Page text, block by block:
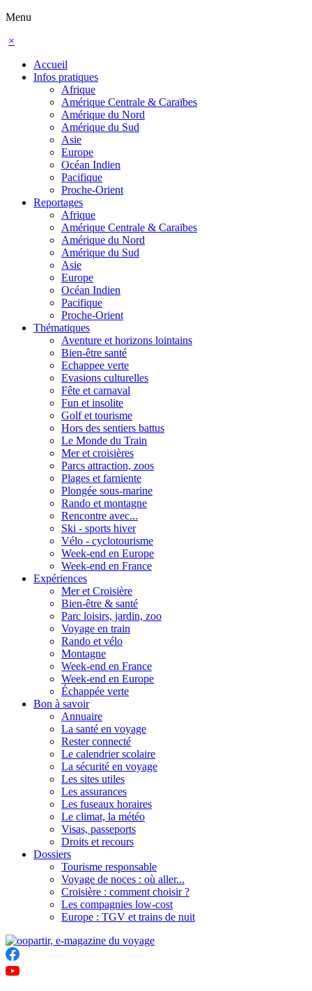
Menu
×
Accueil
Infos pratiques
Afrique
Amérique Centrale & Caraïbes
Amérique du Nord
Amérique du Sud
Asie
Europe
Océan Indien
Pacifique
Proche-Orient
Reportages
Afrique
Amérique Centrale & Caraïbes
Amérique du Nord
Amérique du Sud
Asie
Europe
Océan Indien
Pacifique
Proche-Orient
Thématiques
Aventure et horizons lointains
Bien-être santé
Echappee verte
Evasions culturelles
Fête et carnaval
Fun et insolite
Golf et tourisme
Hors des sentiers battus
Le Monde du Train
Mer et croisières
Parcs attraction, zoos
Plages et farniente
Plongée sous-marine
Rando et montagne
Rencontre avec...
Ski - sports hiver
Vélo - cyclotourisme
Week-end en Europe
Week-end en France
Expériences
Mer et Croisière
Bien-être & santé
Parc loisirs, jardin, zoo
Voyage en train
Rando et vélo
Montagne
Week-end en France
Week-end en Europe
Échappée verte
Bon à savoir
Annuaire
La santé en voyage
Rester connecté
Le calendrier scolaire
La sécurité en voyage
Les sites utiles
Les assurances
Les fuseaux horaires
Le climat, la météo
Visas, passeports
Droits et recours
Dossiers
Tourisme responsable
Voyage de noces : où aller...
Croisière : comment choisir ?
Les compagnies low-cost
Europe : TGV et trains de nuit